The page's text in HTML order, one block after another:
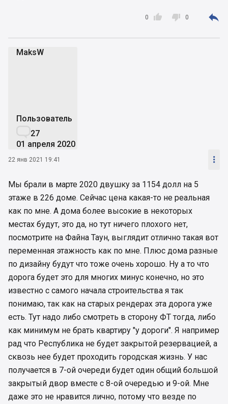

0  0 
MaksW
Пользователь
27
01 апреля 2020
22 янв 2021 19:41 
Мы брали в марте 2020 двушку за 1154 долл на 5
этаже в 226 доме. Сейчас цена какая-то не реальная
как по мне. А дома более высокие в некоторых
местах будут, это да, но тут ничего плохого нет,
посмотрите на Файна Таун, выглядит отлично такая вот
переменная этажность как по мне. Плюс дома разные
по дизайну будут что тоже очень хорошо. Ну а то что
дорога будет это для многих минус конечно, но это
известно с самого начала строительства я так
понимаю, так как на старых рендерах эта дорога уже
есть. Тут надо либо смотреть в сторону ФТ тогда, либо
как минимум не брать квартиру "у дороги". Я например
рад что Республика не будет закрытой резервацией, а
сквозь нее будет проходить городская жизнь. У нас
получается в 7-ой очереди будет один общий большой
закрытый двор вместе с 8-ой очередью и 9-ой. Мне
даже это не нравится лично, потому что везде по